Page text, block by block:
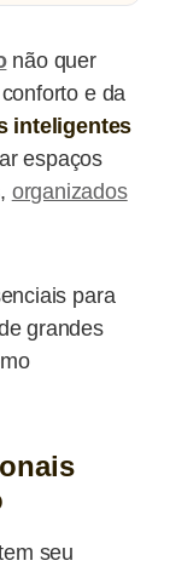
não quer
e da
inteligentes
espaços
organizados
para
grandes
seu